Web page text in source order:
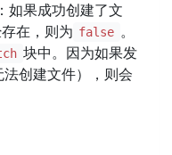
如果成功创建了文
在，则为 false 。
块中。因为如果发
创建文件），则会